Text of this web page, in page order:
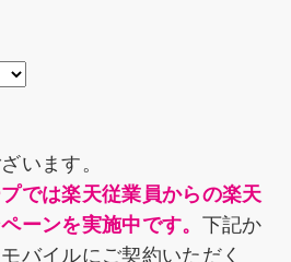
います。
では楽天従業員からの楽天
ーンを実施中です。 下記か
バイルにご契約いただく